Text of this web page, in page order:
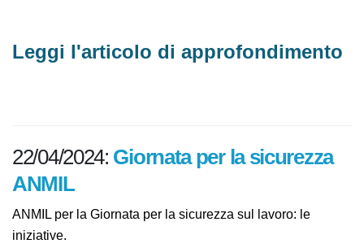
Leggi l'articolo di approfondimento
22/04/2024: Giornata per la sicurezza
ANMIL
ANMIL per la Giornata per la sicurezza sul lavoro: le
iniziative.